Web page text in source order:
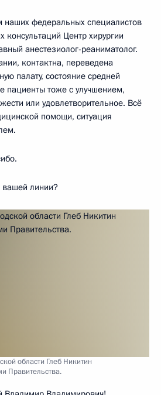
наших федеральных специалистов
консультаций Центр хирургии
анестезиолог-реаниматолог.
контактна, переведена
палату, состояние средней
пациенты тоже с улучшением,
или удовлетворительное. Всё
помощи, ситуация
вашей линии?
области Глеб Никитин
Правительства.